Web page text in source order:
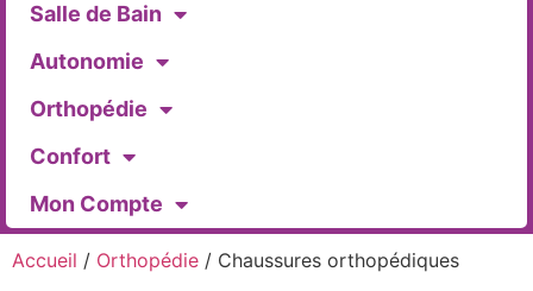
Salle de Bain
Autonomie
Orthopédie
Confort
Mon Compte
Accueil / Orthopédie / Chaussures orthopédiques